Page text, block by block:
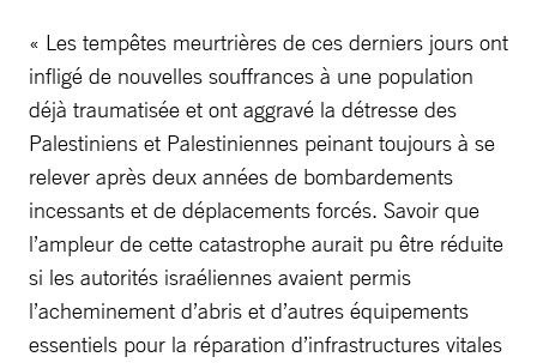
« Les tempêtes meurtrières de ces derniers jours ont
infligé de nouvelles souffrances à une population
déjà traumatisée et ont aggravé la détresse des
Palestiniens et Palestiniennes peinant toujours à se
relever après deux années de bombardements
incessants et de déplacements forcés. Savoir que
l’ampleur de cette catastrophe aurait pu être réduite
si les autorités israéliennes avaient permis
l’acheminement d’abris et d’autres équipements
essentiels pour la réparation d’infrastructures vitales